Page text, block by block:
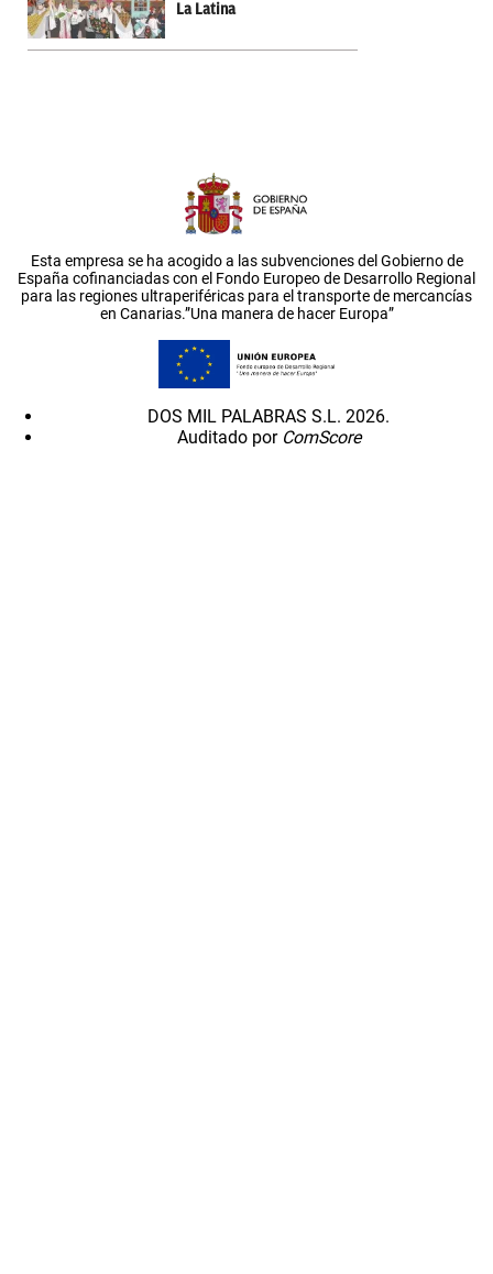
La Latina
Esta empresa se ha acogido a las subvenciones del Gobierno de
España cofinanciadas con el Fondo Europeo de Desarrollo Regional
para las regiones ultraperiféricas para el transporte de mercancías
en Canarias.”Una manera de hacer Europa”
DOS MIL PALABRAS S.L. 2026.
Auditado por ComScore